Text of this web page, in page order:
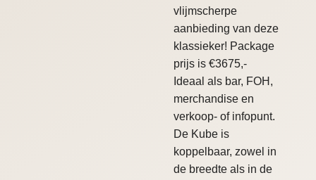
vlijmscherpe
aanbieding van deze
klassieker! Package
prijs is €3675,-
Ideaal als bar, FOH,
merchandise en
verkoop- of infopunt.
De Kube is
koppelbaar, zowel in
de breedte als in de